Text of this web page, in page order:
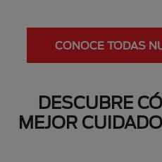
CONOCE TODAS
DESCUBRE
MEJOR